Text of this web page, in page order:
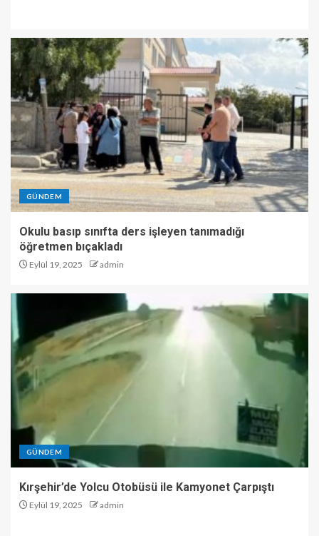
GÜNDEM
Okulu basıp sınıfta ders işleyen tanımadığı
öğretmen bıçakladı
Eylül 19, 2025 admin
GÜNDEM
Kırşehir’de Yolcu Otobüsü ile Kamyonet Çarpıştı
Eylül 19, 2025 admin